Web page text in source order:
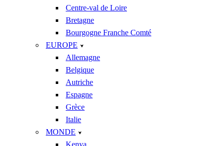
Centre-val de Loire
Bretagne
Bourgogne Franche Comté
EUROPE
Allemagne
Belgique
Autriche
Espagne
Grèce
Italie
MONDE
Kenya